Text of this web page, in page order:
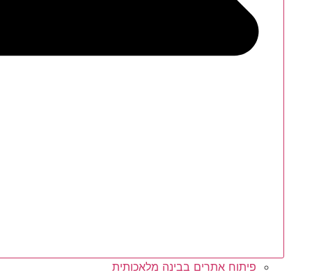
פיתוח אתרים בבינה מלאכותית